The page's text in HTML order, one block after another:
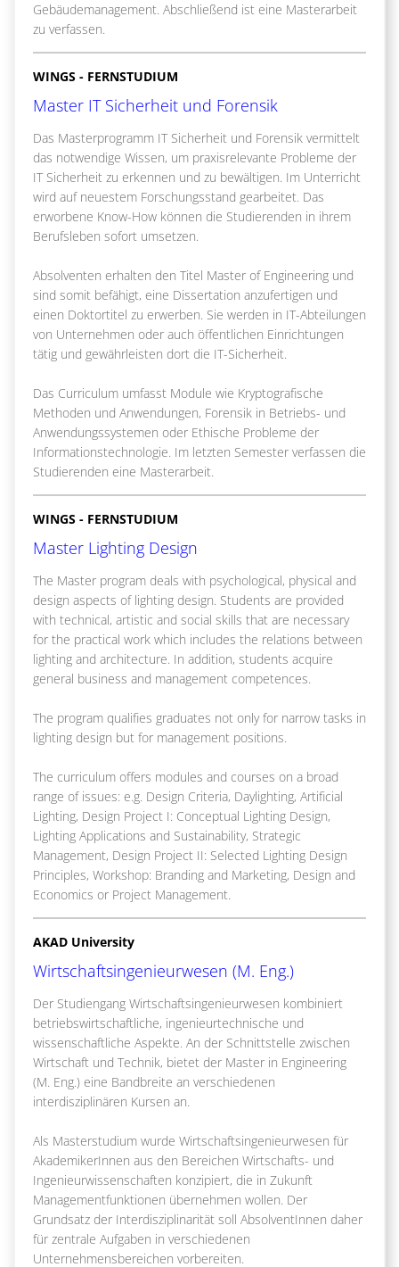
Gebäudemanagement. Abschließend ist eine Masterarbeit
zu verfassen.
WINGS - FERNSTUDIUM
Master IT Sicherheit und Forensik
Das Masterprogramm IT Sicherheit und Forensik vermittelt
das notwendige Wissen, um praxisrelevante Probleme der
IT Sicherheit zu erkennen und zu bewältigen. Im Unterricht
wird auf neuestem Forschungsstand gearbeitet. Das
erworbene Know-How können die Studierenden in ihrem
Berufsleben sofort umsetzen.
Absolventen erhalten den Titel Master of Engineering und
sind somit befähigt, eine Dissertation anzufertigen und
einen Doktortitel zu erwerben. Sie werden in IT-Abteilungen
von Unternehmen oder auch öffentlichen Einrichtungen
tätig und gewährleisten dort die IT-Sicherheit.
Das Curriculum umfasst Module wie Kryptografische
Methoden und Anwendungen, Forensik in Betriebs- und
Anwendungssystemen oder Ethische Probleme der
Informationstechnologie. Im letzten Semester verfassen die
Studierenden eine Masterarbeit.
WINGS - FERNSTUDIUM
Master Lighting Design
The Master program deals with psychological, physical and
design aspects of lighting design. Students are provided
with technical, artistic and social skills that are necessary
for the practical work which includes the relations between
lighting and architecture. In addition, students acquire
general business and management competences.
The program qualifies graduates not only for narrow tasks in
lighting design but for management positions.
The curriculum offers modules and courses on a broad
range of issues: e.g. Design Criteria, Daylighting, Artificial
Lighting, Design Project I: Conceptual Lighting Design,
Lighting Applications and Sustainability, Strategic
Management, Design Project II: Selected Lighting Design
Principles, Workshop: Branding and Marketing, Design and
Economics or Project Management.
AKAD University
Wirtschaftsingenieurwesen (M. Eng.)
Der Studiengang Wirtschaftsingenieurwesen kombiniert
betriebswirtschaftliche, ingenieurtechnische und
wissenschaftliche Aspekte. An der Schnittstelle zwischen
Wirtschaft und Technik, bietet der Master in Engineering
(M. Eng.) eine Bandbreite an verschiedenen
interdisziplinären Kursen an.
Als Masterstudium wurde Wirtschaftsingenieurwesen für
AkademikerInnen aus den Bereichen Wirtschafts- und
Ingenieurwissenschaften konzipiert, die in Zukunft
Managementfunktionen übernehmen wollen. Der
Grundsatz der Interdisziplinarität soll AbsolventInnen daher
für zentrale Aufgaben in verschiedenen
Unternehmensbereichen vorbereiten.